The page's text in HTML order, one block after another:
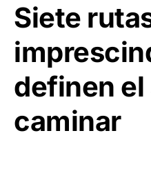
Siete
definen el
caminar